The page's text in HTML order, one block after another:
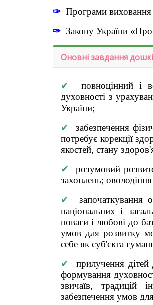
✑ Програми виховання
✑ Закону України
Оновні завдання
✔ повноцінний і
духовності з
України;
✔
забезпечення
потребує корекції
якостей, стану
✔
розумовий
захоплень;
✔
започаткування
національних і
поваги і любові до
умов для розвитку
себе як суб'єкта
✔
прилучення дітей
формування
звичаїв, традицій
забезпечення умов